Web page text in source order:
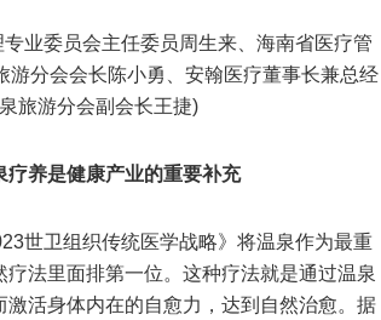
业委员会主任委员周生来、海南省医疗管
分会会长陈小勇、安翰医疗董事长兼总经
旅游分会副会长王捷)
疗养是健康产业的重要补充
世卫组织传统医学战略》将温泉作为最重
法里面排第一位。这种疗法就是通过温泉
活身体内在的自愈力，达到自然治愈。据